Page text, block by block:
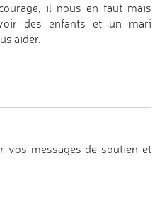
il nous en faut mais
des enfants et un mari
aider.
vos messages de soutien et